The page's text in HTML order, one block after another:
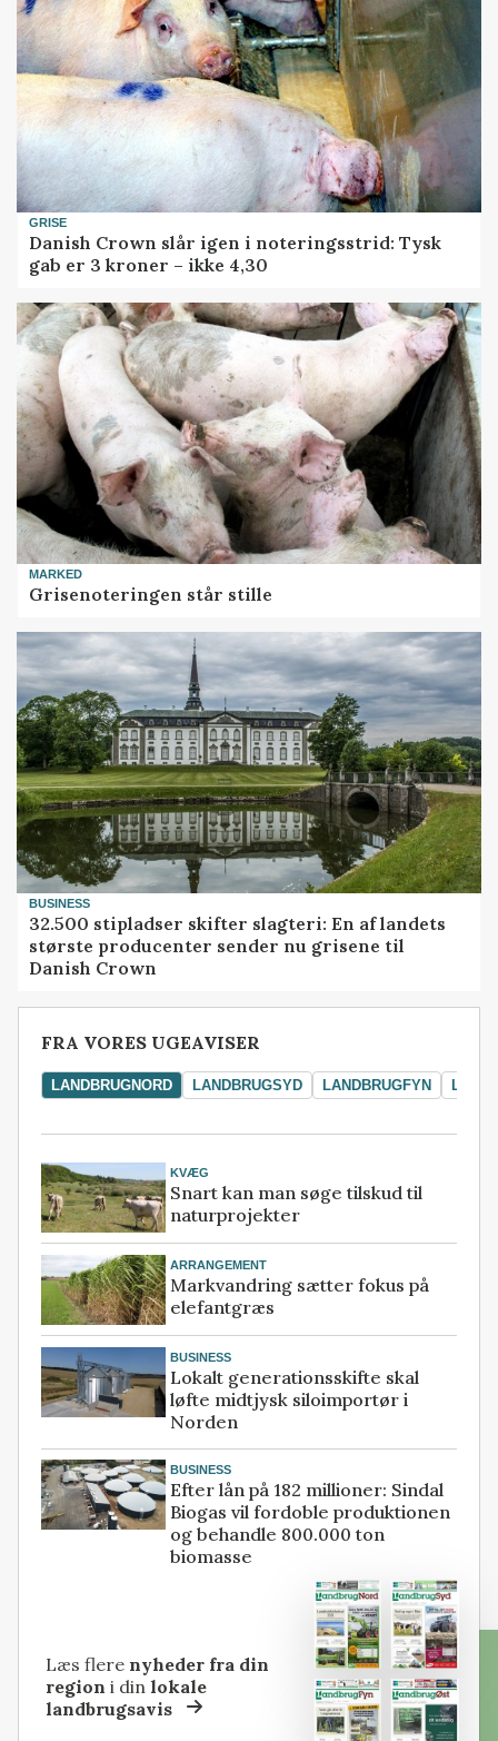
GRISE
Danish Crown slår igen i noteringsstrid: Tysk
gab er 3 kroner – ikke 4,30
MARKED
Grisenoteringen står stille
BUSINESS
32.500 stipladser skifter slagteri: En af landets
største producenter sender nu grisene til
Danish Crown
FRA VORES UGEAVISER
LANDBRUGNORD LANDBRUGSYD LANDBRUGFYN
KVÆG
Snart kan man søge tilskud til
naturprojekter
ARRANGEMENT
Markvandring sætter fokus på
elefantgræs
BUSINESS
Lokalt generationsskifte skal
løfte midtjysk siloimportør i
Norden
BUSINESS
Efter lån på 182 millioner: Sindal
Biogas vil fordoble produktionen
og behandle 800.000 ton
biomasse
Læs flere nyheder fra din
region i dinlokale
landbrugsavis